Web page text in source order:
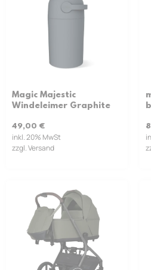
Magic Majestic
Windeleimer Graphite
49,00 €
inkl. 20% MwSt
zzgl. Versand